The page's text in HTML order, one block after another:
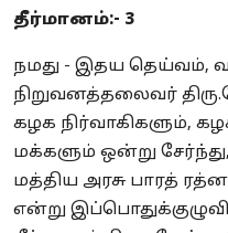
தீர்மானம்:- 3
நமது - இதய தெய்வம்,
நிறுவனத்தலைவர்
கழக நிர்வாகிகளும்,
மக்களும் ஒன்று
மத்திய அரசு பாரத்
என்று